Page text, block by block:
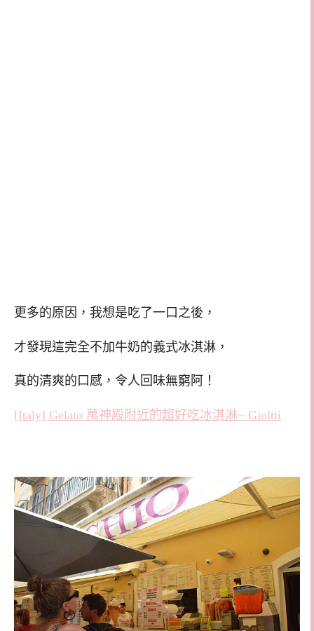
更多的原因，我想是吃了一口之後，
才發現這完全不加牛奶的義式冰淇淋，
真的清爽的口感，令人回味無窮阿！
[Italy] Gelato 萬神殿附近的超好吃冰淇淋~ Gioltti